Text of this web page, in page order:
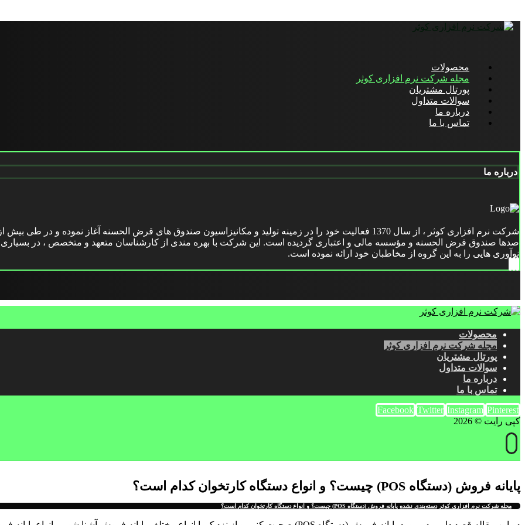
محصولات
مجله شرکت نرم افزاری کوثر
پورتال مشتریان
سوالات متداول
درباره ما
تماس با ما
درباره ما
شرکت نرم افزاری کوثر ، از سال 1370 فعالیت خود را در زمینه تولید و مکانیزاسیون صندوق های قرض الحسنه آغاز نموده و
صدها صندوق قرض الحسنه و مؤسسه مالی و اعتباری گردیده است. این شرکت با بهره مندی از کارشناسان متعهد و متخصص ، در بسیاری از
نوآوری هایی را به این گروه از مخاطبان خود ارائه نموده است.
محصولات
مجله شرکت نرم افزاری کوثر
پورتال مشتریان
سوالات متداول
درباره ما
تماس با ما
Facebook Twitter Instagram Pinterest
کپی رایت © 2026
پایانه فروش (دستگاه POS) چیست؟ و انواع دستگاه کارتخوان کدام است؟
مجله شرکت نرم افزاری کوثر دسته‌بندی نشده پایانه فروش (دستگاه POS) چیست؟ و انواع دستگاه کارتخوان کدام است؟